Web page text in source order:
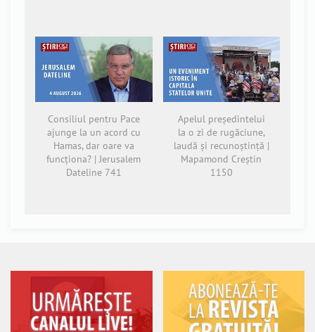
Consiliul pentru Pace
ajunge la un acord cu
Hamas, dar oare va
funcționa? | Jerusalem
Dateline 741
Apelul președintelui
la o zi de rugăciune,
laudă și recunoștință |
Mapamond Creștin
1150